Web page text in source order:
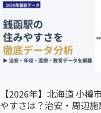
【2026年】北海道 小樽
やすさは？治安・周辺